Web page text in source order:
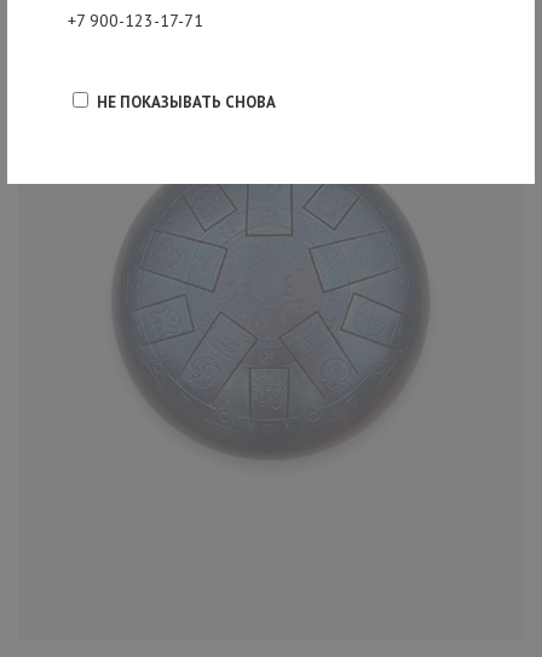
+7 900-123-17-71
НЕ ПОКАЗЫВАТЬ СНОВА